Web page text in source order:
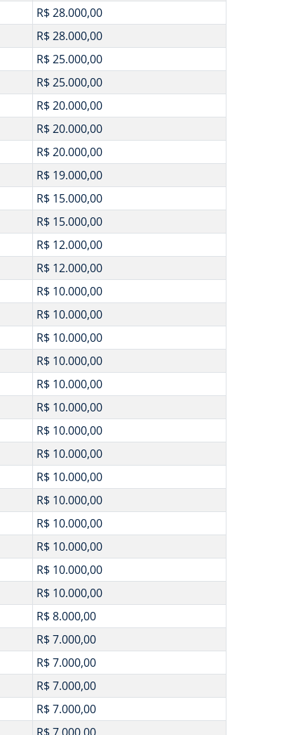
R$ 28.000,00
R$ 28.000,00
R$ 25.000,00
R$ 25.000,00
R$ 20.000,00
R$ 20.000,00
R$ 20.000,00
R$ 19.000,00
R$ 15.000,00
R$ 15.000,00
R$ 12.000,00
R$ 12.000,00
R$ 10.000,00
R$ 10.000,00
R$ 10.000,00
R$ 10.000,00
R$ 10.000,00
R$ 10.000,00
R$ 10.000,00
R$ 10.000,00
R$ 10.000,00
R$ 10.000,00
R$ 10.000,00
R$ 10.000,00
R$ 10.000,00
R$ 10.000,00
R$ 8.000,00
R$ 7.000,00
R$ 7.000,00
R$ 7.000,00
R$ 7.000,00